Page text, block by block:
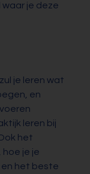
je deze
je leren wat
en
leren bij
het
je je
het beste